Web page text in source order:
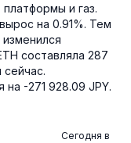
и газ.
на 0.91%. Тем
составляла 287
на -271 928.09 JPY.
Сегодня в